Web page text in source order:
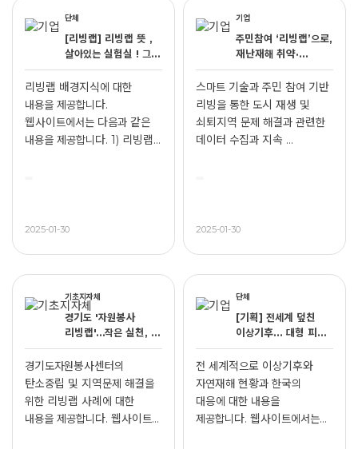
단체
[리빙랩] 리빙랩 뜻 ,
살아있는 실험실 ! 그게
뭐예요 ? [출처]
[리빙랩] 리빙랩 뜻 ,
살아있는 실험실 ! ...
리빙랩 배경지식에 대한
내용을 제공합니다.
웹사이트에서는 다음과 같은
내용을 제공합니다. 1) 리빙랩
2025-01-30
기업
주민참여 ‘리빙랩’으로,
재난재해 취약·
위험요소 수집
스마트 기술과 주민 참여 기반
리빙을 통한 도시 재생 및
쇠퇴지역 문제 해결과 관련한
데이터 수집과 지속 ...
2025-01-30
기초지자체
경기도 '자원봉사
리빙랩'…작은 실천, 큰
물결
경기도자원봉사센터의
탄소중립 및 지역문제 해결을
위한 리빙랩 사례에 대한
내용을 제공합니다. 웹사이트...
단체
[기획] 전세계 덮친
이상기후... 대형 피해
속출
전 세계적으로 이상기후와
자연재해 현황과 한국의
대응에 대한 내용을
제공합니다. 웹사이트에서는